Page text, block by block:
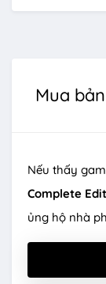
Mua
Nếu thấy
Complete
ủng hộ nhà